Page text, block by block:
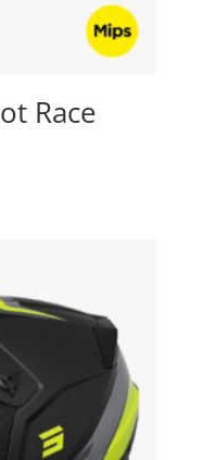
Race